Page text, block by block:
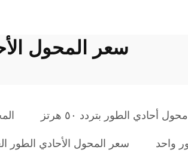
سعر المحول
محول أحادي الطور بتردد ٥٠ هرتز
سعر المحول الأحادي الطور